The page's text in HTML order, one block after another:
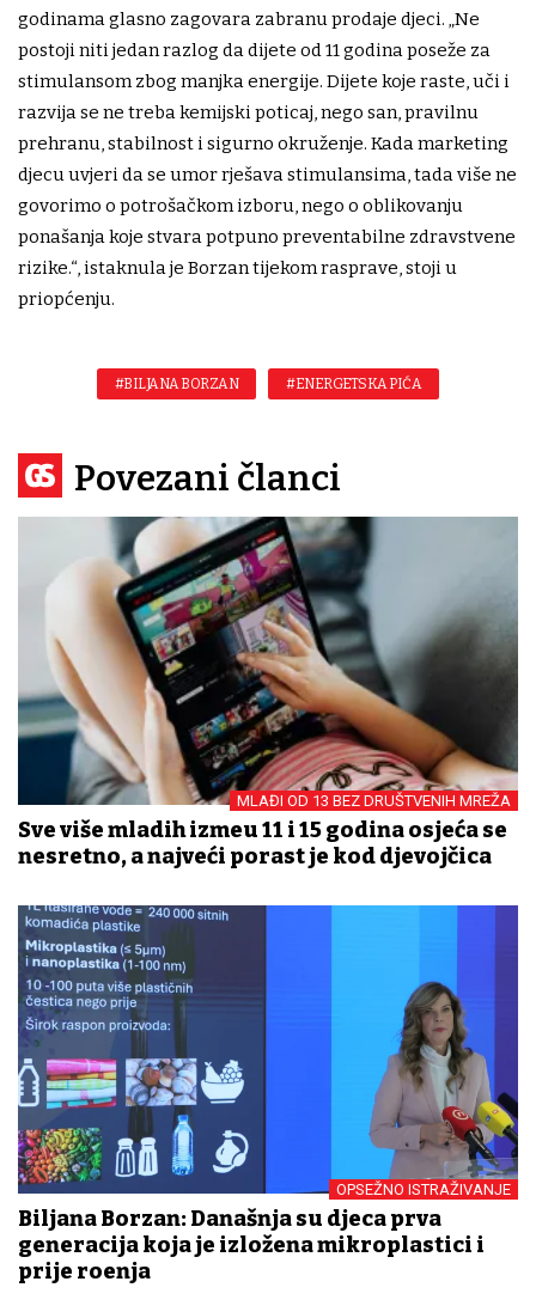
godinama glasno zagovara zabranu prodaje djeci. „Ne
postoji niti jedan razlog da dijete od 11 godina poseže za
stimulansom zbog manjka energije. Dijete koje raste, uči i
razvija se ne treba kemijski poticaj, nego san, pravilnu
prehranu, stabilnost i sigurno okruženje. Kada marketing
djecu uvjeri da se umor rješava stimulansima, tada više ne
govorimo o potrošačkom izboru, nego o oblikovanju
ponašanja koje stvara potpuno preventabilne zdravstvene
rizike.“, istaknula je Borzan tijekom rasprave, stoji u
priopćenju.
#BILJANA BORZAN #ENERGETSKA PIĆA
Povezani članci
MLAĐI OD 13 BEZ DRUŠTVENIH MREŽA
Sve više mladih između 11 i 15 godina osjeća se
nesretno, a najveći porast je kod djevojčica
OPSEŽNO ISTRAŽIVANJE
Biljana Borzan: Današnja su djeca prva
generacija koja je izložena mikroplastici i
prije rođenja